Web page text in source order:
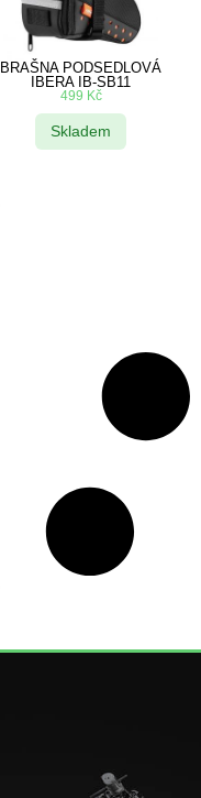
BRAŠNA PODSEDLOVÁ
IBERA IB-SB11
499 Kč
Skladem